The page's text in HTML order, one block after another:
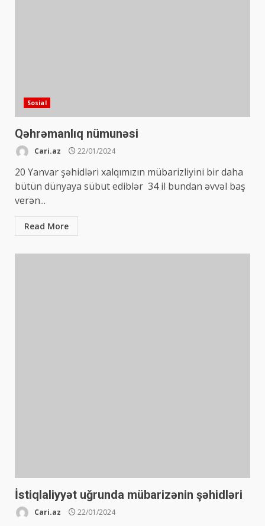
Sosial
Qəhrəmanlıq nümunəsi
Cari.az 22/01/2024
20 Yanvar şəhidləri xalqımızın mübarizliyini bir daha
bütün dünyaya sübut ediblər 34 il bundan əvvəl baş
verən...
Read More
İstiqlaliyyət uğrunda mübarizənin şəhidləri
Cari.az 22/01/2024